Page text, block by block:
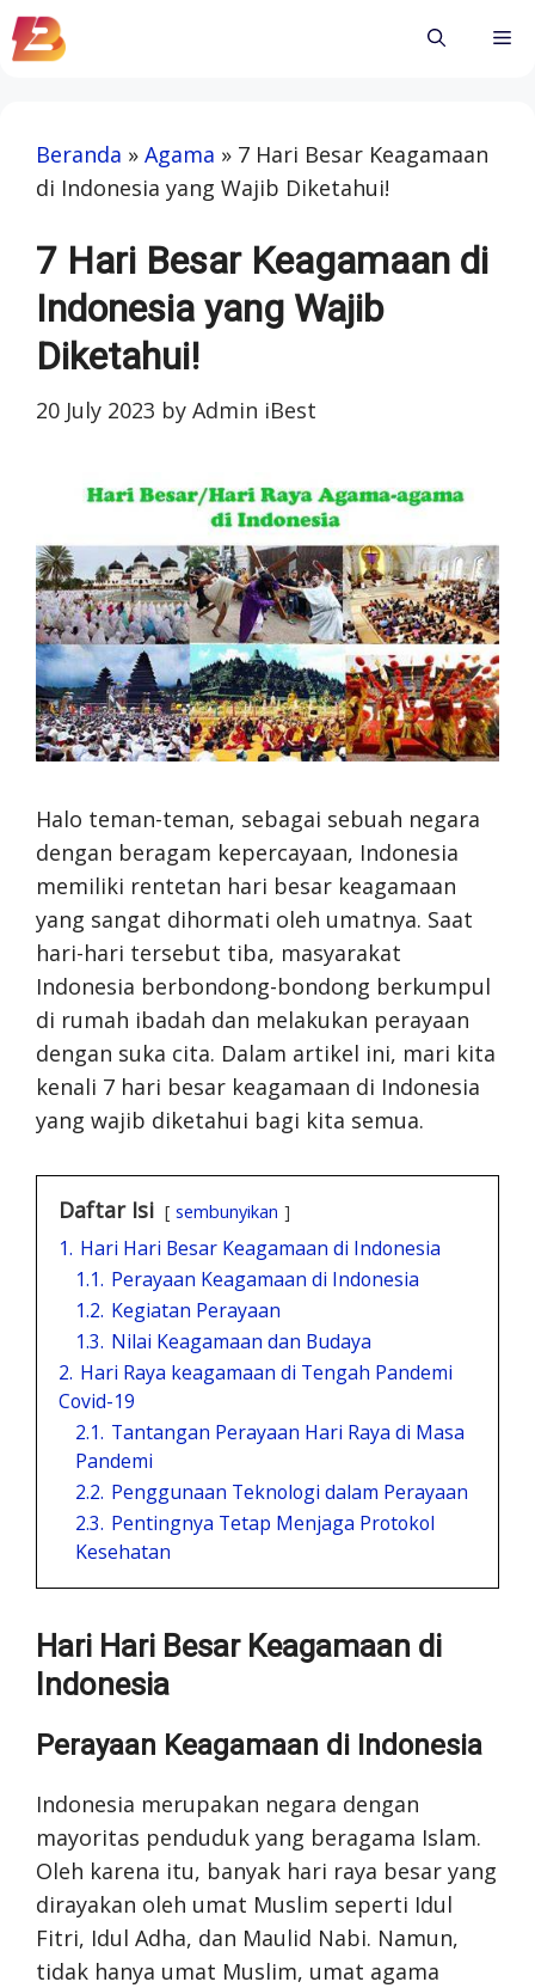
Skip
to
Beranda » Agama » 7 Hari Besar Keagamaan
di Indonesia yang Wajib Diketahui!
7 Hari Besar Keagamaan di
Indonesia yang Wajib
Diketahui!
20 July 2023 by Admin iBest
Halo teman-teman, sebagai sebuah negara
dengan beragam kepercayaan, Indonesia
memiliki rentetan hari besar keagamaan
yang sangat dihormati oleh umatnya. Saat
hari-hari tersebut tiba, masyarakat
Indonesia berbondong-bondong berkumpul
di rumah ibadah dan melakukan perayaan
dengan suka cita. Dalam artikel ini, mari kita
kenali 7 hari besar keagamaan di Indonesia
yang wajib diketahui bagi kita semua.
Daftar Isi sembunyikan
1. Hari Hari Besar Keagamaan di Indonesia
1.1. Perayaan Keagamaan di Indonesia
1.2. Kegiatan Perayaan
1.3. Nilai Keagamaan dan Budaya
2. Hari Raya keagamaan di Tengah Pandemi
Covid-19
2.1. Tantangan Perayaan Hari Raya di Masa
Pandemi
2.2. Penggunaan Teknologi dalam Perayaan
2.3. Pentingnya Tetap Menjaga Protokol
Kesehatan
Hari Hari Besar Keagamaan di
Indonesia
Perayaan Keagamaan di Indonesia
Indonesia merupakan negara dengan
mayoritas penduduk yang beragama Islam.
Oleh karena itu, banyak hari raya besar yang
dirayakan oleh umat Muslim seperti Idul
Fitri, Idul Adha, dan Maulid Nabi. Namun,
tidak hanya umat Muslim, umat agama